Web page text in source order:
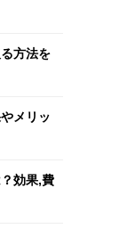
方法を
メリッ
効果,費